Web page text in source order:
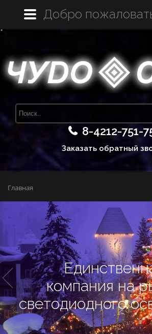
8-4212-751-
Заказать обратный
Главная
компания на
светодиодного
Добро